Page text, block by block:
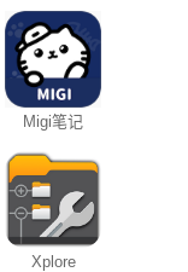
Migi笔记
Xplore